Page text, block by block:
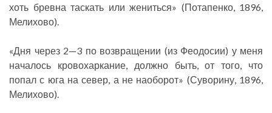
хоть бревна таскать или жениться» (Потапенко, 1896,
Мелихово).
«Дня через 2—3 по возвращении (из Феодосии) у меня
началось кровохаркание, должно быть, от того, что
попал с юга на север, а не наоборот» (Суворину, 1896,
Мелихово).